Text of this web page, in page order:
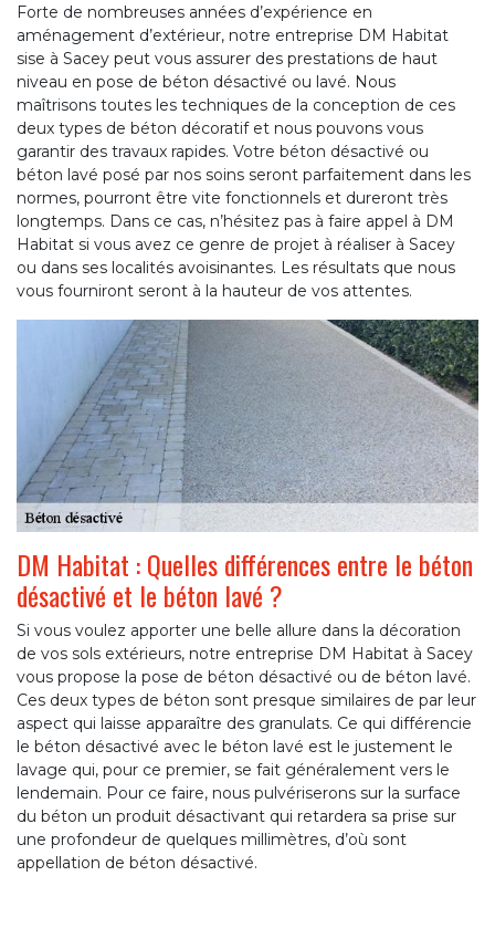
Forte de nombreuses années d’expérience en
aménagement d’extérieur, notre entreprise DM Habitat
sise à Sacey peut vous assurer des prestations de haut
niveau en pose de béton désactivé ou lavé. Nous
maîtrisons toutes les techniques de la conception de ces
deux types de béton décoratif et nous pouvons vous
garantir des travaux rapides. Votre béton désactivé ou
béton lavé posé par nos soins seront parfaitement dans les
normes, pourront être vite fonctionnels et dureront très
longtemps. Dans ce cas, n’hésitez pas à faire appel à DM
Habitat si vous avez ce genre de projet à réaliser à Sacey
ou dans ses localités avoisinantes. Les résultats que nous
vous fourniront seront à la hauteur de vos attentes.
DM Habitat : Quelles différences entre le béton
désactivé et le béton lavé ?
Si vous voulez apporter une belle allure dans la décoration
de vos sols extérieurs, notre entreprise DM Habitat à Sacey
vous propose la pose de béton désactivé ou de béton lavé.
Ces deux types de béton sont presque similaires de par leur
aspect qui laisse apparaître des granulats. Ce qui différencie
le béton désactivé avec le béton lavé est le justement le
lavage qui, pour ce premier, se fait généralement vers le
lendemain. Pour ce faire, nous pulvériserons sur la surface
du béton un produit désactivant qui retardera sa prise sur
une profondeur de quelques millimètres, d’où sont
appellation de béton désactivé.